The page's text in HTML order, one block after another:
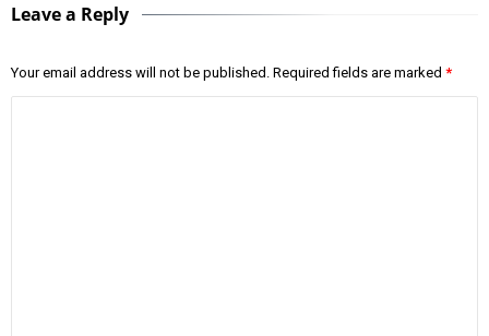
Leave a Reply
Your email address will not be published. Required fields are marked *